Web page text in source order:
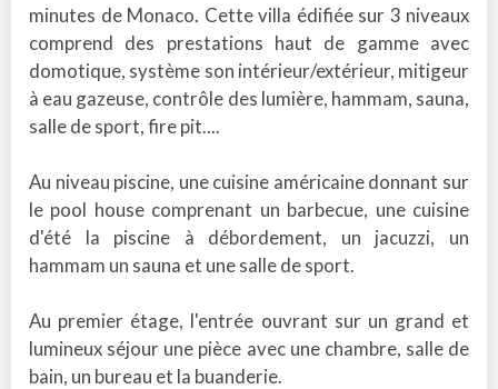
minutes de Monaco. Cette villa édifiée sur 3 niveaux
comprend des prestations haut de gamme avec
domotique, système son intérieur/extérieur, mitigeur
à eau gazeuse, contrôle des lumière, hammam, sauna,
salle de sport, fire pit....
Au niveau piscine, une cuisine américaine donnant sur
le pool house comprenant un barbecue, une cuisine
d'été la piscine à débordement, un jacuzzi, un
hammam un sauna et une salle de sport.
Au premier étage, l'entrée ouvrant sur un grand et
lumineux séjour une pièce avec une chambre, salle de
bain, un bureau et la buanderie.